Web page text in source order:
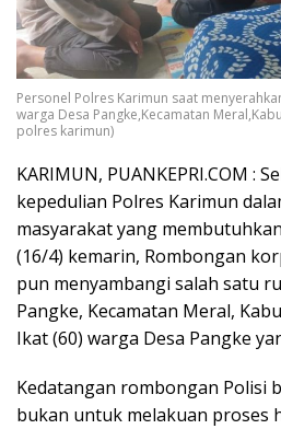
Personel Polres Karimun saat
warga Desa Pangke,Kecamatan
polres karimun)
KARIMUN, PUANKEPRI.COM :
kepedulian Polres Karimun
masyarakat yang
(16/4) kemarin, Rombongan
pun menyambangi salah satu
Pangke, Kecamatan Meral,
Ikat (60) warga Desa Pangke
Kedatangan rombongan Polisi
bukan untuk melakuan proses